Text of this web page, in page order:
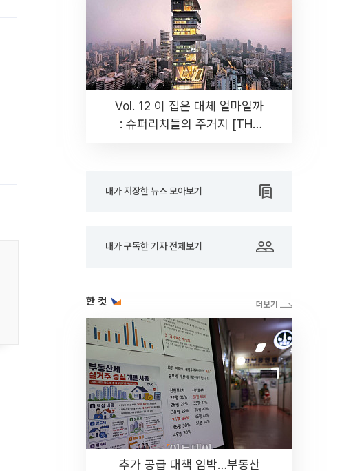
Vol. 12 이 집은 대체 얼마일까
: 슈퍼리치들의 주거지 [THE
내가 저장한 뉴스 모아보기
내가 구독한 기자 전체보기
한 컷
추가 공급 대책 임박…부동산